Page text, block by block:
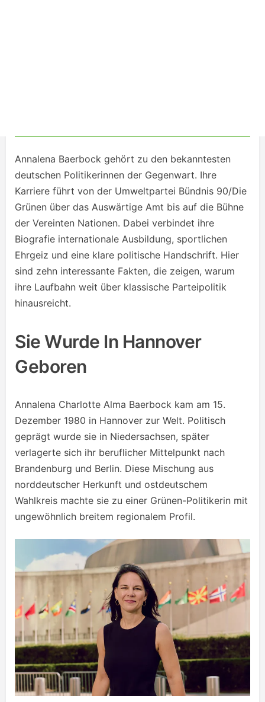
Annalena Baerbock gehört zu den bekanntesten
deutschen Politikerinnen der Gegenwart. Ihre
Karriere führt von der Umweltpartei Bündnis 90/Die
Grünen über das Auswärtige Amt bis auf die Bühne
der Vereinten Nationen. Dabei verbindet ihre
Biografie internationale Ausbildung, sportlichen
Ehrgeiz und eine klare politische Handschrift. Hier
sind zehn interessante Fakten, die zeigen, warum
ihre Laufbahn weit über klassische Parteipolitik
hinausreicht.
Sie Wurde In Hannover
Geboren
Annalena Charlotte Alma Baerbock kam am 15.
Dezember 1980 in Hannover zur Welt. Politisch
geprägt wurde sie in Niedersachsen, später
verlagerte sich ihr beruflicher Mittelpunkt nach
Brandenburg und Berlin. Diese Mischung aus
norddeutscher Herkunft und ostdeutschem
Wahlkreis machte sie zu einer Grünen-Politikerin mit
ungewöhnlich breitem regionalem Profil.